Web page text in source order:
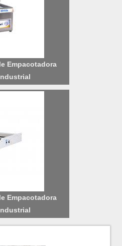
INFORMAÇÕES
Empacotadora
Empacotadora